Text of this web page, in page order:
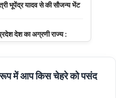
भूपेंद्र यादव से की सौजन्य भेंट
देश का अग्रणी राज्य :
पहलमें आप किस चेहरे को पसंद